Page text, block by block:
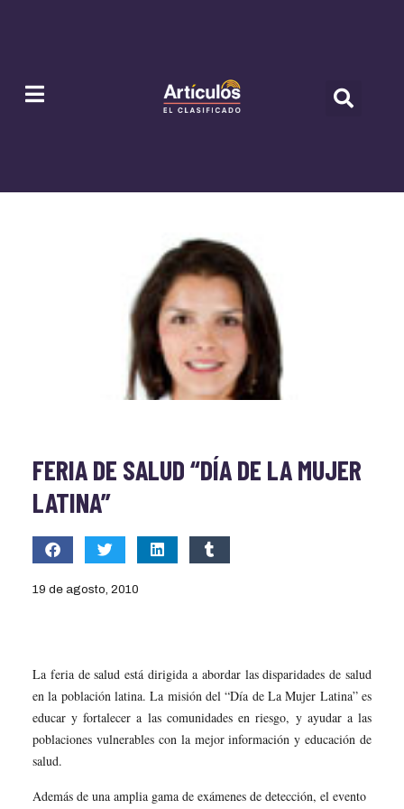
FERIA DE SALUD “DÍA DE LA MUJER
LATINA”
19 de agosto, 2010
La feria de salud está dirigida a abordar las disparidades de salud
en la población latina. La misión del “Día de La Mujer Latina” es
educar y fortalecer a las comunidades en riesgo, y ayudar a las
poblaciones vulnerables con la mejor información y educación de
salud.
Además de una amplia gama de exámenes de detección, el evento